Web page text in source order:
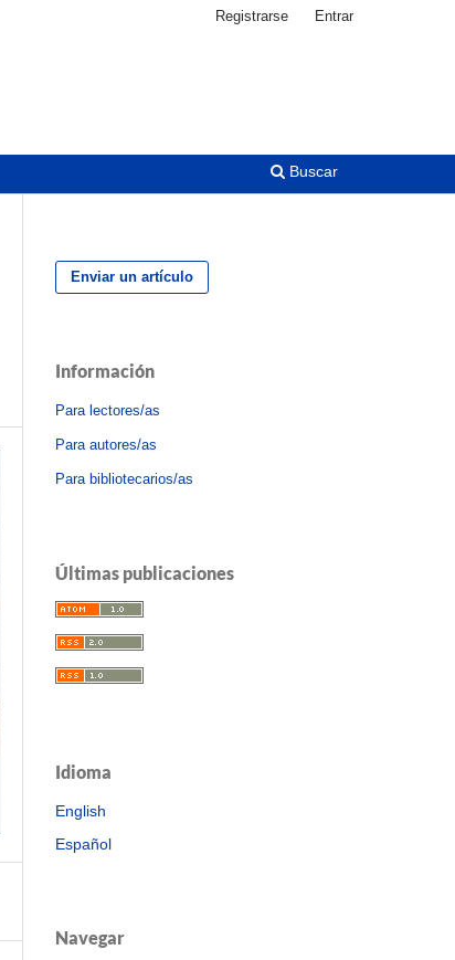
Buscar
Registrarse Entrar
Enviar un artículo
Información
Para lectores/as
Para autores/as
Para bibliotecarios/as
Últimas publicaciones
Idioma
English
Español
Navegar